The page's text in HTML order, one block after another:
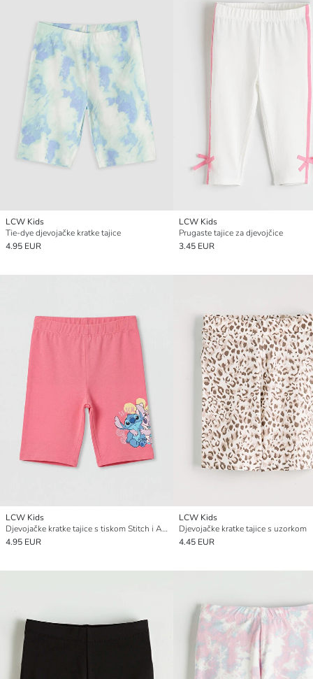
LCW Kids
Tie-dye djevojačke kratke tajice
4.95 EUR
LCW Kids
Prugaste tajice za djevojčice
3.45 EUR
LCW Kids
Djevojačke kratke tajice s tiskom Stitch i Angel
4.95 EUR
LCW Kids
Djevojačke kratke tajice s uzorkom
4.45 EUR